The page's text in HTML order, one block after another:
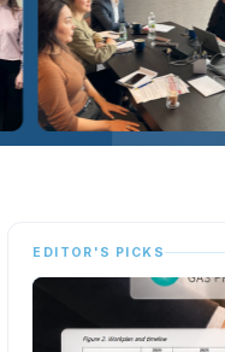
EDITOR'S PICKS